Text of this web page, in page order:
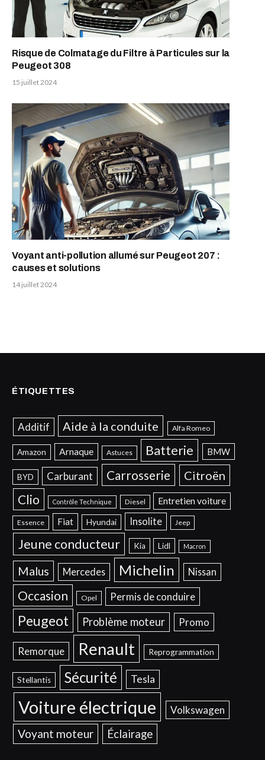
Risque de Colmatage du Filtre à Particules sur la
Peugeot 308
15 juillet 2024
Voyant anti-pollution allumé sur Peugeot 207 :
causes et solutions
14 juillet 2024
ÉTIQUETTES
Additif Aide à la conduite Alfa Romeo
Amazon Arnaque Astuces Batterie BMW
BYD Carburant Carrosserie Citroën
Clio Contrôle Technique Diesel Entretien voiture
Essence Fiat Hyundai Insolite Jeep
Jeune conducteur Kia Lidl Macron
Malus Mercedes Michelin Nissan
Occasion Opel Permis de conduire
Peugeot Problème moteur Promo
Remorque Renault Reprogrammation
Stellantis Sécurité Tesla
Voiture électrique Volkswagen
Voyant moteur Éclairage